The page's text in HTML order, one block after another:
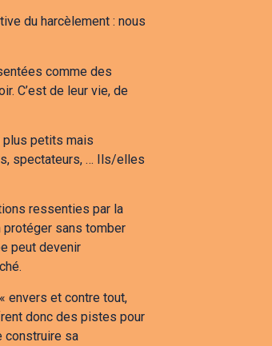
du harcèlement : nous
comme des
C’est de leur vie, de
plus petits mais
spectateurs, … Ils/elles
ressenties par la
protéger sans tomber
peut devenir
envers et contre tout,
donc des pistes pour
construire sa